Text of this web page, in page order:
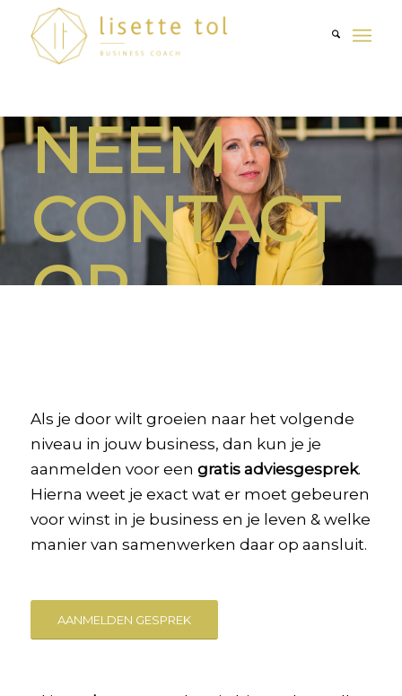
NEEM
CONTACT
OP
Als je door wilt groeien naar het volgende
niveau in jouw business, dan kun je je
aanmelden voor een gratis adviesgesprek.
Hierna weet je exact wat er moet gebeuren
voor winst in je business en je leven & welke
manier van samenwerken daar op aansluit.
AANMELDEN GESPREK